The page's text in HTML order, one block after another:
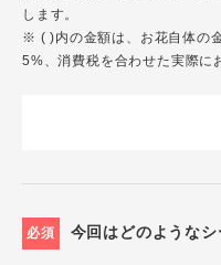
します。
※ ( )内の金額は、お花自体の
5%、消費税を合わせた実際に
必須 今回はどのようなシ